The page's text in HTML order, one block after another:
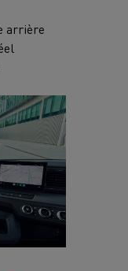
arrière